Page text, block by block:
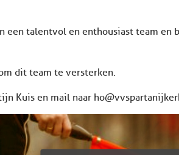
talentvol en enthousiast team en
dit team te versterken.
Kuis en mail naar